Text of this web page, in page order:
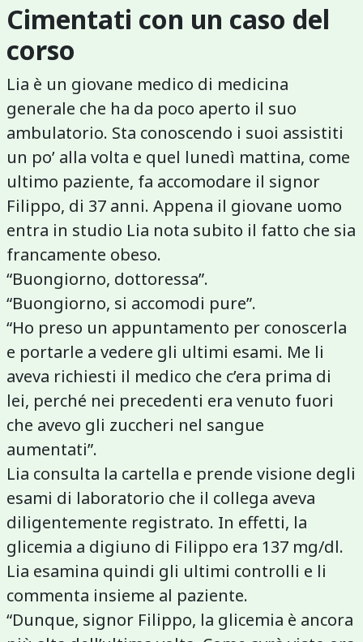
Cimentati con un caso del
corso
Lia è un giovane medico di medicina
generale che ha da poco aperto il suo
ambulatorio. Sta conoscendo i suoi assistiti
un po’ alla volta e quel lunedì mattina, come
ultimo paziente, fa accomodare il signor
Filippo, di 37 anni. Appena il giovane uomo
entra in studio Lia nota subito il fatto che sia
francamente obeso.
“Buongiorno, dottoressa”.
“Buongiorno, si accomodi pure”.
“Ho preso un appuntamento per conoscerla
e portarle a vedere gli ultimi esami. Me li
aveva richiesti il medico che c’era prima di
lei, perché nei precedenti era venuto fuori
che avevo gli zuccheri nel sangue
aumentati”.
Lia consulta la cartella e prende visione degli
esami di laboratorio che il collega aveva
diligentemente registrato. In effetti, la
glicemia a digiuno di Filippo era 137 mg/dl.
Lia esamina quindi gli ultimi controlli e li
commenta insieme al paziente.
“Dunque, signor Filippo, la glicemia è ancora